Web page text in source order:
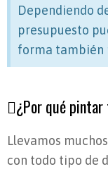
Dependiendo
presupuesto
forma también
¿Por qué
Llevamos
con todo tipo de